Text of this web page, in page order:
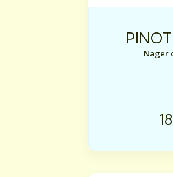
Nager